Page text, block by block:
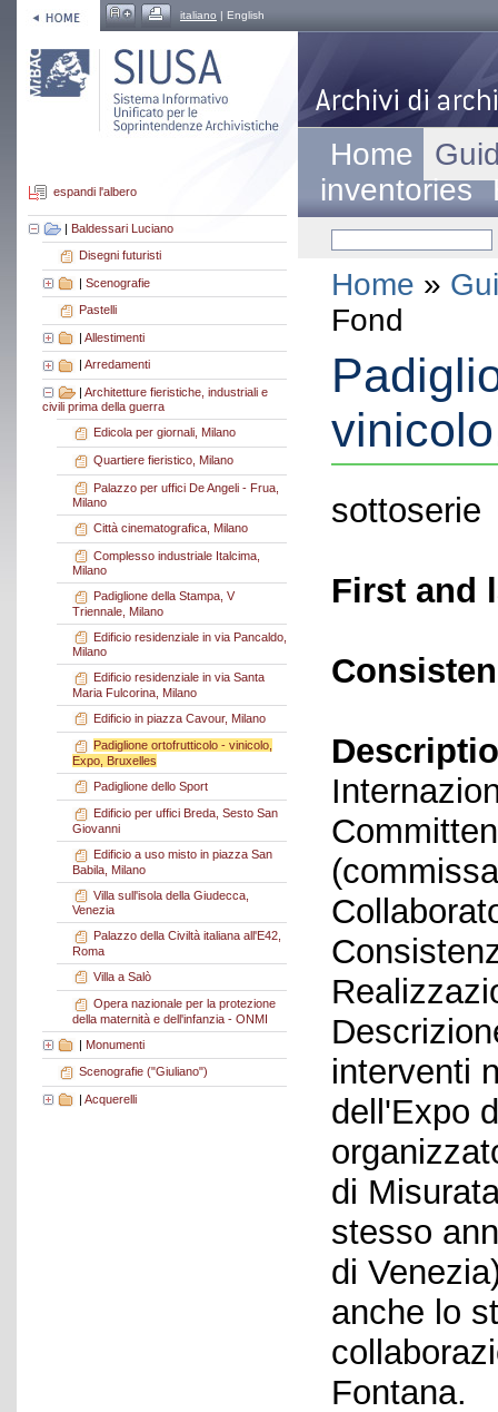
italiano | English
espandi l'albero
| Baldessari Luciano
Disegni futuristi
| Scenografie
Pastelli
| Allestimenti
Arredamenti
| Architetture fieristiche, industriali e
civili prima della guerra
Edicola per giornali, Milano
Quartiere fieristico, Milano
Palazzo per uffici De Angeli - Frua,
Milano
Città cinematografica, Milano
Complesso industriale Italcima,
Milano
Padiglione della Stampa, V
Triennale, Milano
Edificio residenziale in via Pancaldo,
Milano
Edificio residenziale in via Santa
Maria Fulcorina, Milano
Edificio in piazza Cavour, Milano
Padiglione ortofrutticolo - vinicolo,
Expo, Bruxelles
Padiglione dello Sport
Edificio per uffici Breda, Sesto San
Giovanni
Edificio a uso misto in piazza San
Babila, Milano
Villa sull'isola della Giudecca,
Venezia
Palazzo della Civiltà italiana all'E42,
Roma
Villa a Salò
Opera nazionale per la protezione
della maternità e dell'infanzia - ONMI
| Monumenti
Scenografie ("Giuliano")
| Acquerelli
Home
inventories
Home »
Fond
sottoserie
First and
interventi
dell'Expo
di
stesso
di
anche lo
Fontana.